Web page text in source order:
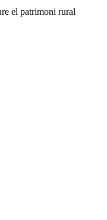
el patrimoni rural